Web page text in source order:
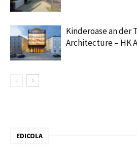
Kinderoase an der
Architecture – HK
EDICOLA